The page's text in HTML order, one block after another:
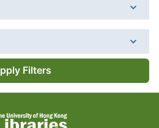
Filters